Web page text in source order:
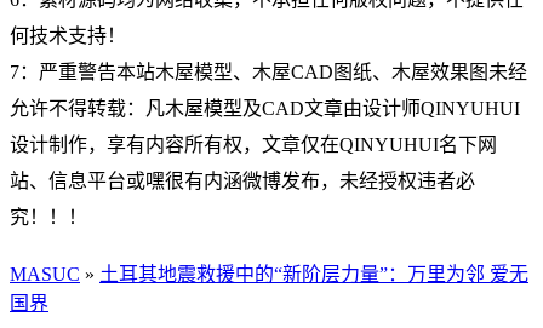
何技术支持！
7：严重警告本站木屋模型、木屋CAD图纸、木屋效果图未经
允许不得转载：凡木屋模型及CAD文章由设计师QINYUHUI
设计制作，享有内容所有权，文章仅在QINYUHUI名下网
站、信息平台或嘿很有内涵微博发布，未经授权违者必
究！！！
MASUC » 土耳其地震救援中的“新阶层力量”：万里为邻 爱无
国界